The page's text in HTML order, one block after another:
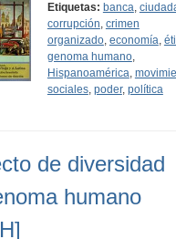
Etiquetas: banca,
corrupción, crimen
organizado, economía,
genoma humano,
Hispanoamérica,
sociales, poder, política
de diversidad
humano